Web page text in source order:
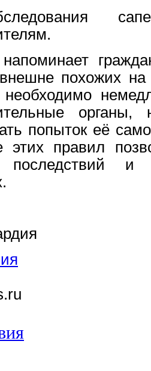
напоминает
похожих
необходимо
попыток её
этих правил
последствий и